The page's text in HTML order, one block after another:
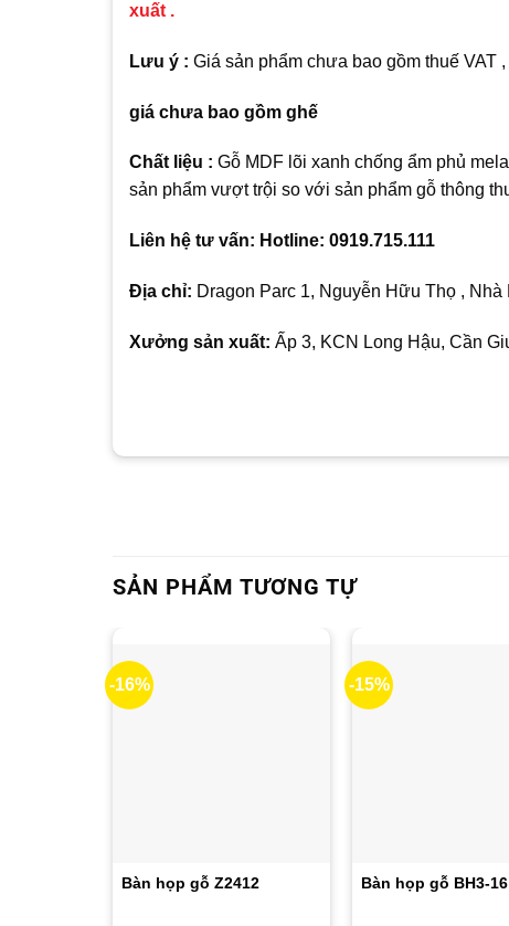
xuất .
Lưu ý : Giá sản phẩm chưa bao gồm thuế VAT
giá chưa bao gồm ghế
Chất liệu : Gỗ MDF lõi xanh chống ẩm phủ
sản phẩm vượt trội so với sản phẩm gỗ thông
Liên hệ tư vấn: Hotline: 0919.715.111
Địa chỉ: Dragon Parc 1, Nguyễn Hữu Thọ , Nhà
Xưởng sản xuất: Ấp 3, KCN Long Hậu, Cần
SẢN PHẨM TƯƠNG TỰ
-16%
Bàn họp gỗ Z2412
-15%
Bàn họp gỗ BH3-16